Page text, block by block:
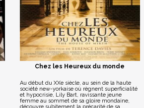
Chez les Heureux du monde
Au début du XXe siècle, au sein de la haute
société new-yorkaise où règnent superficialité
et hypocrisie, Lily Bart, ravissante jeune
femme au sommet de sa gloire mondaine,